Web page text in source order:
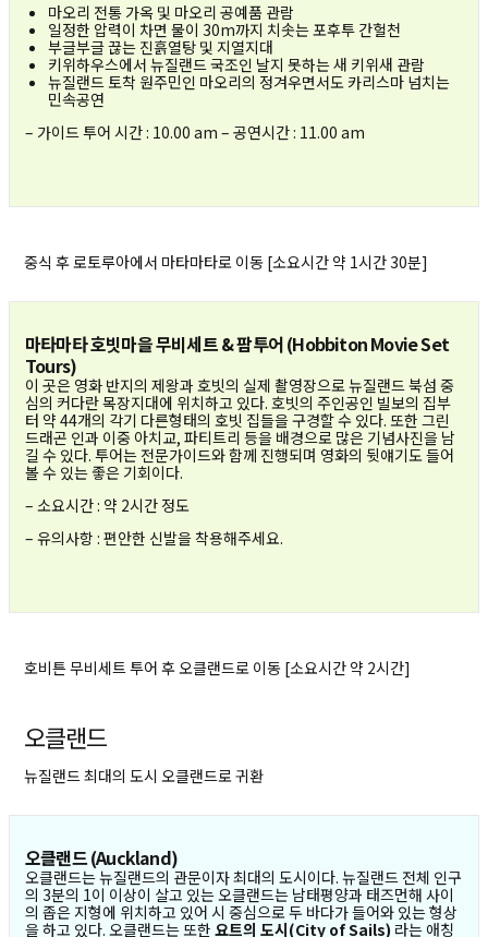
마오리 전통 가옥 및 마오리 공예품 관람
일정한 압력이 차면 물이 30m까지 치솟는 포후투 간헐천
부글부글 끊는 진흙열탕 및 지열지대
키위하우스에서 뉴질랜드 국조인 날지 못하는 새 키위새 관람
뉴질랜드 토착 원주민인 마오리의 정겨우면서도 카리스마 넘치는
민속공연
– 가이드 투어 시간 : 10.00 am – 공연시간 : 11.00 am
중식 후 로토루아에서 마타마타로 이동 [소요시간 약 1시간 30분]
마타마타 호빗마을 무비세트 & 팜투어 (Hobbiton Movie Set
Tours)
이 곳은 영화 반지의 제왕과 호빗의 실제 촬영장으로 뉴질랜드 북섬 중
심의 커다란 목장지대에 위치하고 있다. 호빗의 주인공인 빌보의 집부
터 약 44개의 각기 다른형태의 호빗 집들을 구경할 수 있다. 또한 그린
드래곤 인과 이중 아치교, 파티트리 등을 배경으로 많은 기념사진을 남
길 수 있다. 투어는 전문가이드와 함께 진행되며 영화의 뒷얘기도 들어
볼 수 있는 좋은 기회이다.
– 소요시간 : 약 2시간 정도
– 유의사항 : 편안한 신발을 착용해주세요.
호비튼 무비세트 투어 후 오클랜드로 이동 [소요시간 약 2시간]
오클랜드
뉴질랜드 최대의 도시 오클랜드로 귀환
오클랜드 (Auckland)
오클랜드는 뉴질랜드의 관문이자 최대의 도시이다. 뉴질랜드 전체 인구
의 3분의 1이 이상이 살고 있는 오클랜드는 남태평양과 태즈먼해 사이
의 좁은 지형에 위치하고 있어 시 중심으로 두 바다가 들어와 있는 형상
을 하고 있다. 오클랜드는 또한 요트의 도시(City of Sails) 라는 애칭